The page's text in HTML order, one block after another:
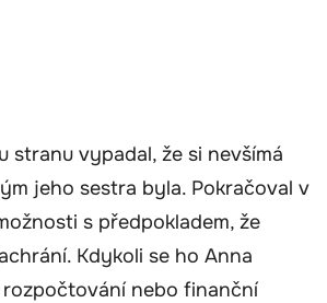
stranu vypadal, že si nevšímá
jeho sestra byla. Pokračoval v
s předpokladem, že
Kdykoli se ho Anna
nebo finanční